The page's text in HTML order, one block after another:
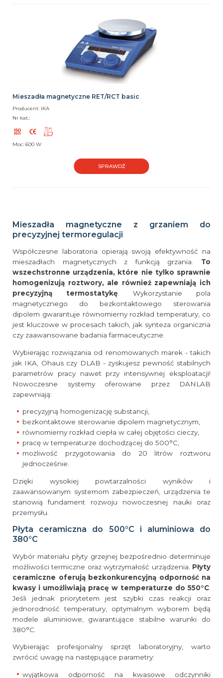
Mieszadła magnetyczne RET/RCT basic
Producent: IKA
Nr kat.:
Moc: 600 W
SPRAWDŹ
Mieszadła magnetyczne z grzaniem do
precyzyjnej termoregulacji
Współczesne laboratoria opierają swoją efektywność na
mieszadłach magnetycznych z funkcją grzania. To
wszechstronne urządzenia, które nie tylko sprawnie
homogenizują roztwory, ale również zapewniają ich
precyzyjną termostatykę. Wykorzystanie pola
magnetycznego do bezkontaktowego sterowania
dipolem gwarantuje równomierny rozkład temperatury, co
jest kluczowe w procesach takich, jak synteza organiczna
czy zaawansowane badania farmaceutyczne.
Wybierając rozwiązania od renomowanych marek - takich
jak IKA, Ohaus czy DLAB - zyskujesz pewność stabilnych
parametrów pracy nawet przy intensywnej eksploatacji!
Nowoczesne systemy oferowane przez DANLAB
zapewniają:
precyzyjną homogenizację substancji,
bezkontaktowe sterowanie dipolem magnetycznym,
równomierny rozkład ciepła w całej objętości cieczy,
pracę w temperaturze dochodzącej do 500°C,
możliwość przygotowania do 20 litrów roztworu
jednocześnie.
Dzięki wysokiej powtarzalności wyników i
zaawansowanym systemom zabezpieczeń, urządzenia te
stanowią fundament rozwoju nowoczesnej nauki oraz
przemysłu.
Płyta ceramiczna do 500°C i aluminiowa do
380°C
Wybór materiału płyty grzejnej bezpośrednio determinuje
możliwości termiczne oraz wytrzymałość urządzenia. Płyty
ceramiczne oferują bezkonkurencyjną odporność na
kwasy i umożliwiają pracę w temperaturze do 550°C
Jeśli jednak priorytetem jest szybki czas reakcji oraz
jednorodność temperatury, optymalnym wyborem będą
modele aluminiowe, gwarantujące stabilne warunki do
380°C.
Wybierając profesjonalny sprzęt laboratoryjny, warto
zwrócić uwagę na następujące parametry:
wyjątkowa odporność na kwasowe odczynniki